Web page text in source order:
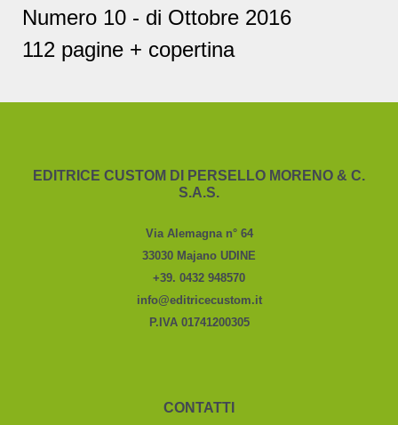
Numero 10 - di Ottobre 2016
112 pagine + copertina
EDITRICE CUSTOM DI PERSELLO MORENO & C.
S.A.S.
Via Alemagna n° 64
33030 Majano UDINE
+39. 0432 948570
info@editricecustom.it
P.IVA 01741200305
CONTATTI